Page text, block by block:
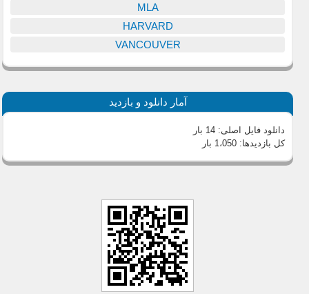
MLA
HARVARD
VANCOUVER
آمار دانلود و بازدید
دانلود فایل اصلی:14 بار
کل بازدیدها:1،050 بار